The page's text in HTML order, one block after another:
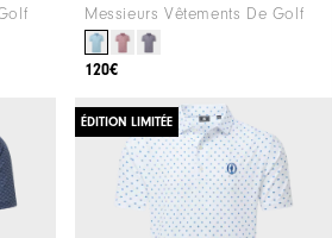
Messieurs Vêtements De Golf
120€
ÉDITION LIMITÉE